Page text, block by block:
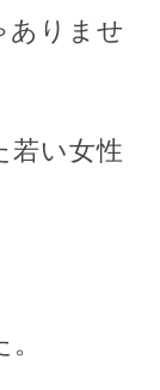
ありませ
若い女性